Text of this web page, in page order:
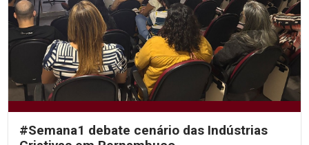
#Semana1 debate cenário das Indústrias